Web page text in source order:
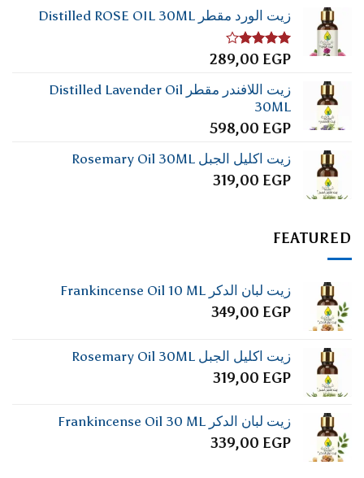
زيت الورد مقطر Distilled ROSE OIL 30ML
تم
من
5
289,00 EGP
زيت اللافندر مقطر Distilled Lavender Oil
30ML
598,00 EGP
زيت اكليل الجبل Rosemary Oil 30ML
319,00 EGP
FEATURED
زيت لبان الدكر Frankincense Oil 10 ML
349,00 EGP
زيت اكليل الجبل Rosemary Oil 30ML
319,00 EGP
زيت لبان الدكر Frankincense Oil 30 ML
339,00 EGP